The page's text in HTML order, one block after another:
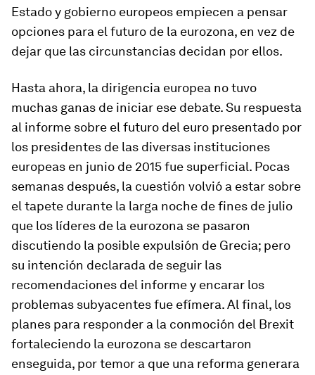
Estado y gobierno europeos empiecen a pensar
opciones para el futuro de la eurozona, en vez de
dejar que las circunstancias decidan por ellos.
Hasta ahora, la dirigencia europea no tuvo
muchas ganas de iniciar ese debate. Su respuesta
al informe sobre el futuro del euro presentado por
los presidentes de las diversas instituciones
europeas en junio de 2015 fue superficial. Pocas
semanas después, la cuestión volvió a estar sobre
el tapete durante la larga noche de fines de julio
que los líderes de la eurozona se pasaron
discutiendo la posible expulsión de Grecia; pero
su intención declarada de seguir las
recomendaciones del informe y encarar los
problemas subyacentes fue efímera. Al final, los
planes para responder a la conmoción del Brexit
fortaleciendo la eurozona se descartaron
enseguida, por temor a que una reforma generara